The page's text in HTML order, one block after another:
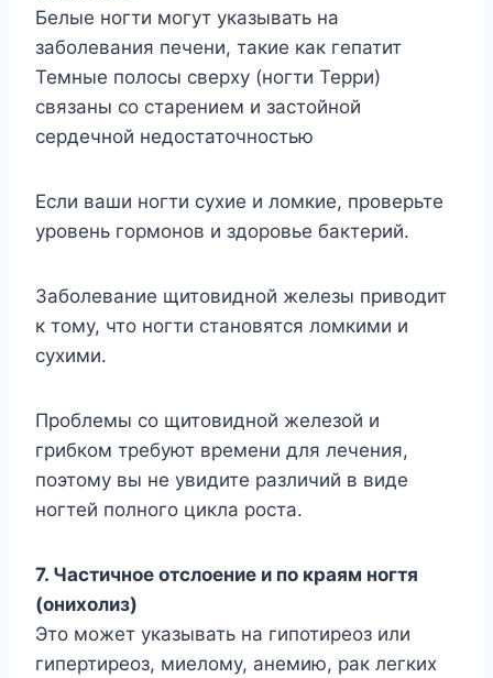
Белые ногти могут указывать на
заболевания печени, такие как гепатит
Темные полосы сверху (ногти Терри)
связаны со старением и застойной
сердечной недостаточностью
Если ваши ногти сухие и ломкие, проверьте
уровень гормонов и здоровье бактерий.
Заболевание щитовидной железы приводит
к тому, что ногти становятся ломкими и
сухими.
Проблемы со щитовидной железой и
грибком требуют времени для лечения,
поэтому вы не увидите различий в виде
ногтей полного цикла роста.
7. Частичное отслоение и по краям ногтя
(онихолиз)
Это может указывать на гипотиреоз или
гипертиреоз, миелому, анемию, рак легких